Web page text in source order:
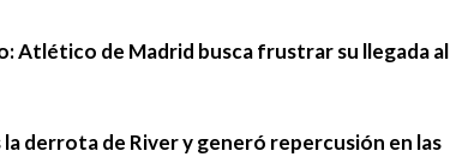
Atlético de Madrid busca frustrar su llegada al
derrota de River y generó repercusión en las